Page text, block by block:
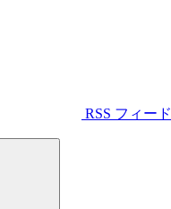
RSS フィード